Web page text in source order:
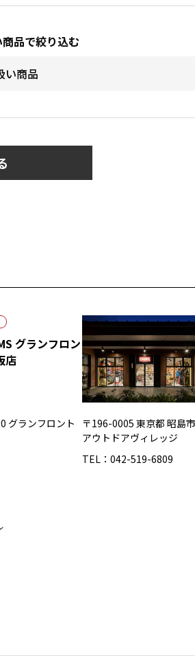
品で絞り込む
グランフロン
店
グランフロント
〒196-0005 東京都 昭島
アウトドアヴィレッジ
TEL：042-519-6809